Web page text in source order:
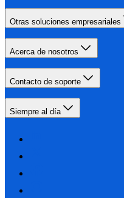
Otras soluciones empresariales
Acerca de nosotros
Contacto de soporte
Siempre al día